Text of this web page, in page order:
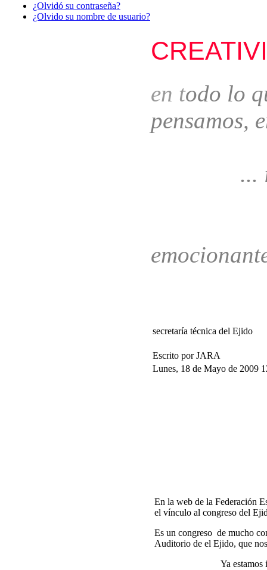
¿Olvidó su contraseña?
¿Olvido su nombre de usuario?
en todo lo
pensamos,
...
secretaría técnica del Ejido
Escrito por JARA
Lunes, 18 de Mayo de 2009
En la web de la Federación
el vínculo al congreso del
Es un congreso de mucho
Auditorio de el Ejido, que
Ya estamos